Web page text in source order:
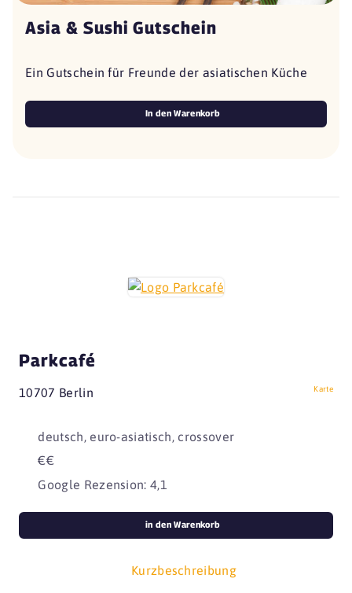
Asia & Sushi Gutschein
Ein Gutschein für Freunde der asiatischen Küche
In den Warenkorb
Parkcafé
10707 Berlin Karte
deutsch, euro-asiatisch, crossover
€€
Google Rezension: 4,1
Kurzbeschreibung
in den Warenkorb